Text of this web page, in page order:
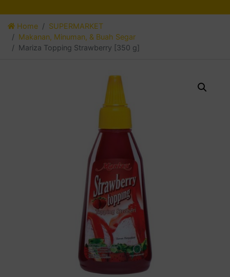
Home
SUPERMARKET
Makanan, Minuman, & Buah Segar
Mariza Topping Strawberry [350 g]